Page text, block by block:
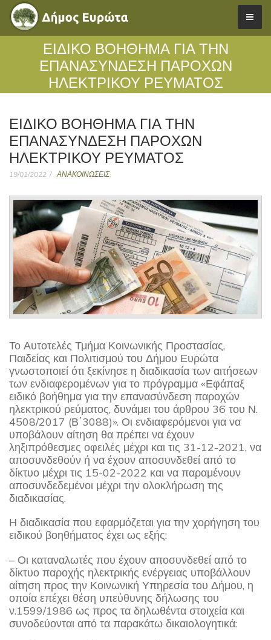
ΕΙΔΙΚΟ ΒΟΗΘΗΜΑ ΓΙΑ ΤΗΝ
ΕΠΑΝΑΣΥΝΔΕΣΗ ΠΑΡΟΧΩΝ
ΗΛΕΚΤΡΙΚΟΥ ΡΕΥΜΑΤΟΣ
ΕΙΔΙΚΟ ΒΟΗΘΗΜΑ ΓΙΑ ΤΗΝ
ΕΠΑΝΑΣΥΝΔΕΣΗ ΠΑΡΟΧΩΝ
ΗΛΕΚΤΡΙΚΟΥ ΡΕΥΜΑΤΟΣ
19/01/2022 ΑΝΑΚΟΙΝΩΣΕΙΣ
Το Αυτοτελές Τμήμα Κοινωνικής Προστασίας,
Παιδείας και Πολιτισμού του Δήμου Ευρώτα
γνωστοποιεί ότι ξεκίνησε η διαδικασία των αιτήσεων
των ενδιαφερομένων για το πρόγραμμα «Εφάπαξ
ειδικό βοήθημα για την επανασύνδεση παροχών
ηλεκτρικού ρεύματος, δυνάμει του άρθρου 36 του Ν.
4508/2017 (Β΄3088)». Οι ενδιαφερόμενοι για να
υποβάλουν αίτηση θα πρέπει να έχουν
ληξιπρόθεσμες οφειλές μέχρι και τις 31-12-2021, να
αποσυνδεθούν ή να έχουν αποσυνδεθεί από το
δίκτυο μέχρι τις 15-02-2022 και να παραμένουν
αποσυνδεδεμένοι μέχρι την ολοκλήρωση της
διαδικασίας.
Η διαδικασία που εφαρμόζεται για την χορήγηση του
ειδικού βοηθήματος έχει ως εξής:
– Οι καταναλωτές που έχουν αποσυνδεθεί από το
δίκτυο παροχής ηλεκτρικής ενέργειας υποβάλλουν
αίτηση προς την Κοινωνική Υπηρεσία του Δήμου, η
οποία επέχει θέση υπεύθυνης δήλωσης του
ν.1599/1986 ως προς τα δηλωθέντα στοιχεία και
συνοδεύονται από τα παρακάτω δικαιολογητικά: